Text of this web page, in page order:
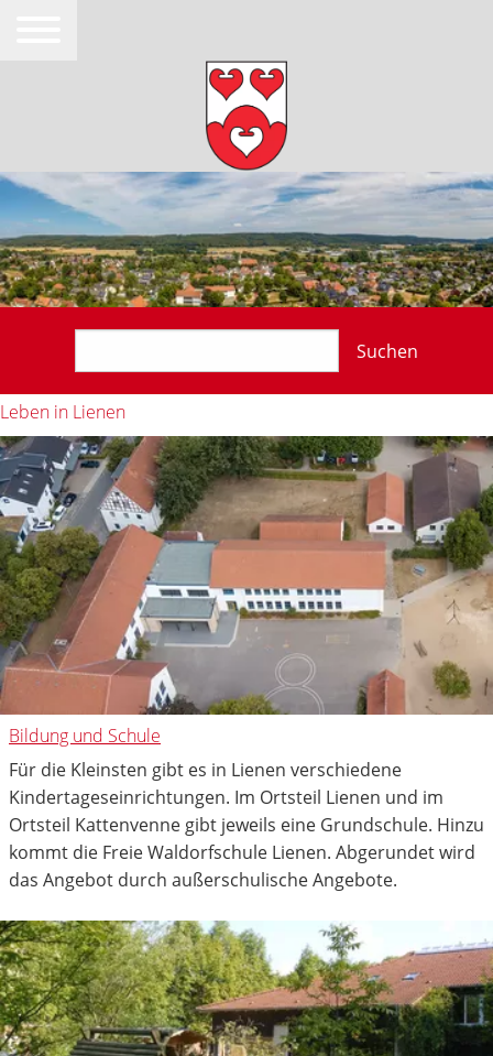
Suchen
Leben in Lienen
Bildung und Schule
Für die Kleinsten gibt es in Lienen verschiedene
Kindertageseinrichtungen. Im Ortsteil Lienen und im
Ortsteil Kattenvenne gibt jeweils eine Grundschule. Hinzu
kommt die Freie Waldorfschule Lienen. Abgerundet wird
das Angebot durch außerschulische Angebote.